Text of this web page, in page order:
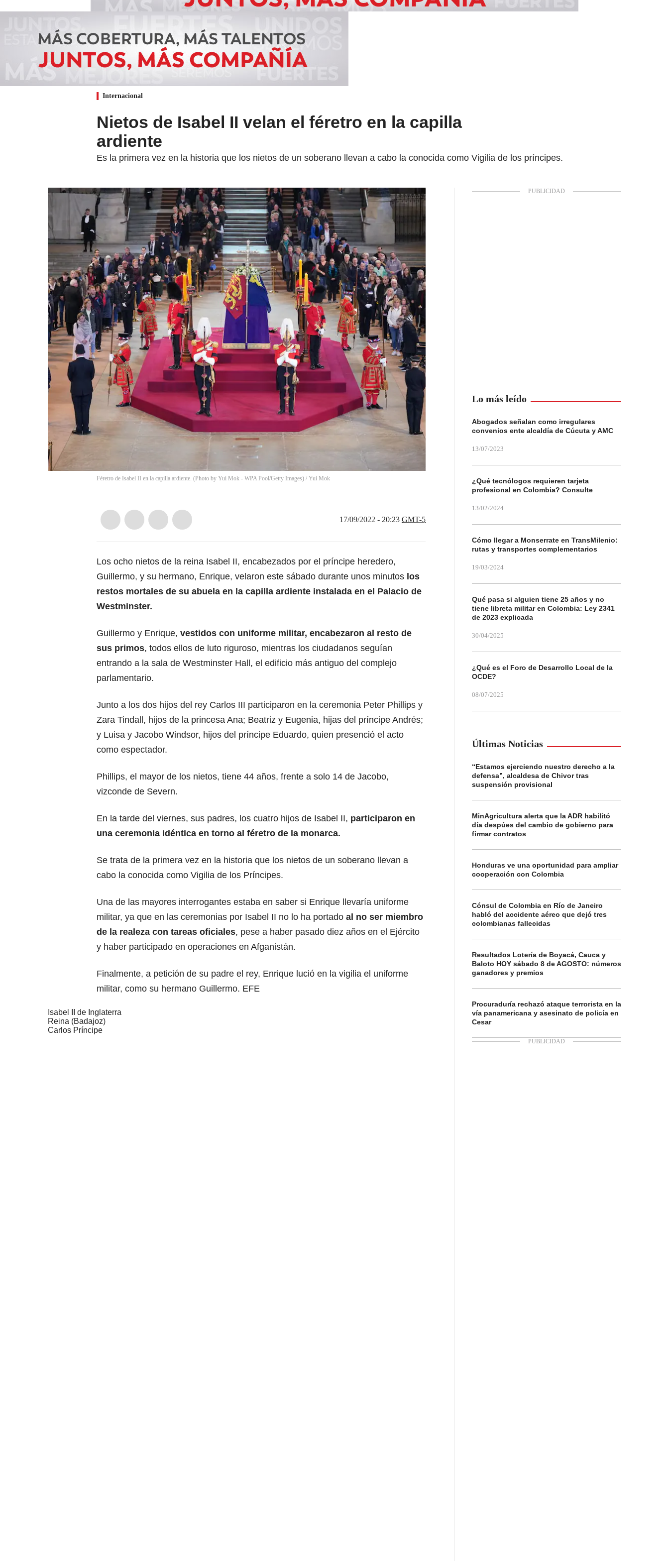
Internacional
Nietos de Isabel II velan el féretro en la capilla
ardiente
Es la primera vez en la historia que los nietos de un soberano llevan a cabo la conocida como Vigilia de los príncipes.
Féretro de Isabel II en la capilla ardiente. (Photo by Yui Mok - WPA Pool/Getty Images) / Yui Mok
17/09/2022 - 20:23 GMT-5
Los ocho nietos de la reina Isabel II, encabezados por el príncipe heredero,
Guillermo, y su hermano, Enrique, velaron este sábado durante unos minutos los
restos mortales de su abuela en la capilla ardiente instalada en el Palacio de
Westminster.
Guillermo y Enrique, vestidos con uniforme militar, encabezaron al resto de
sus primos, todos ellos de luto riguroso, mientras los ciudadanos seguían
entrando a la sala de Westminster Hall, el edificio más antiguo del complejo
parlamentario.
Junto a los dos hijos del rey Carlos III participaron en la ceremonia Peter Phillips y
Zara Tindall, hijos de la princesa Ana; Beatriz y Eugenia, hijas del príncipe Andrés;
y Luisa y Jacobo Windsor, hijos del príncipe Eduardo, quien presenció el acto
como espectador.
Phillips, el mayor de los nietos, tiene 44 años, frente a solo 14 de Jacobo,
vizconde de Severn.
En la tarde del viernes, sus padres, los cuatro hijos de Isabel II, participaron en
una ceremonia idéntica en torno al féretro de la monarca.
Se trata de la primera vez en la historia que los nietos de un soberano llevan a
cabo la conocida como Vigilia de los Príncipes.
Una de las mayores interrogantes estaba en saber si Enrique llevaría uniforme
militar, ya que en las ceremonias por Isabel II no lo ha portado al no ser miembro
de la realeza con tareas oficiales, pese a haber pasado diez años en el Ejército
y haber participado en operaciones en Afganistán.
Finalmente, a petición de su padre el rey, Enrique lució en la vigilia el uniforme
militar, como su hermano Guillermo. EFE
Isabel II de Inglaterra
Reina (Badajoz)
Carlos Príncipe
Lo más leído
Abogados señalan como irregulares
convenios ente alcaldía de Cúcuta y AMC
13/07/2023
¿Qué tecnólogos requieren tarjeta
profesional en Colombia? Consulte
13/02/2024
Cómo llegar a Monserrate en TransMilenio:
rutas y transportes complementarios
19/03/2024
Qué pasa si alguien tiene 25 años y no
tiene libreta militar en Colombia: Ley 2341
de 2023 explicada
30/04/2025
¿Qué es el Foro de Desarrollo Local de la
OCDE?
08/07/2025
Últimas Noticias
“Estamos ejerciendo nuestro derecho a la
defensa”, alcaldesa de Chivor tras
suspensión provisional
MinAgricultura alerta que la ADR habilitó
día despúes del cambio de gobierno para
firmar contratos
Honduras ve una oportunidad para ampliar
cooperación con Colombia
Cónsul de Colombia en Río de Janeiro
habló del accidente aéreo que dejó tres
colombianas fallecidas
Resultados Lotería de Boyacá, Cauca y
Baloto HOY sábado 8 de AGOSTO: números
ganadores y premios
Procuraduría rechazó ataque terrorista en la
vía panamericana y asesinato de policía en
Cesar